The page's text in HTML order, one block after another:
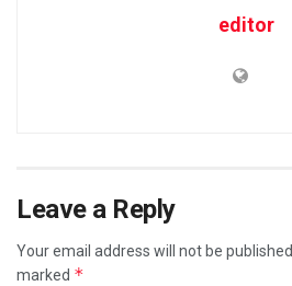
editor
Leave a Reply
Your email address will not be published.
marked *